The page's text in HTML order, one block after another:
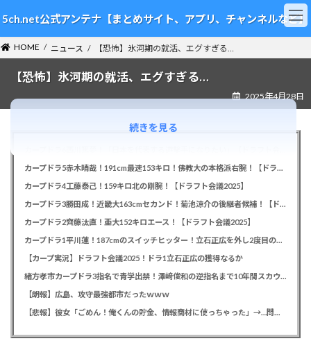
ン
テ
ン
ツ
ビ
ゲ
ー
シ
5ch.net公式アンテナ【まとめサイト、アプリ、チャンネルなど】
HOME ニュース 【恐怖】氷河期の就活、エグすぎる…
【恐怖】氷河期の就活、エグすぎる…
2025年4月28日
カープドラ5赤木晴哉！191cm最速153キロ！佛教大の本格派右腕！【ドラフト会議2025】
カープドラ4工藤泰己！159キロ北の剛腕！【ドラフト会議2025】
カープドラ3勝田成！近畿大163cmセカンド！菊池涼介の後継者候補！【ドラフト会議2025】
カープドラ2齊藤汰直！亜大152キロエース！【ドラフト会議2025】
カープドラ1平川蓮！187cmのスイッチヒッター！立石正広を外し2度目の重複も新井監督がクジを引き当てる！【ドラフト会議2025】
【カープ実況】ドラフト会議2025！ドラ1立石正広の獲得なるか
緒方孝市カープドラ3指名で青学出禁！澤﨑俊和の逆指名まで10年間スカウト出禁
【朗報】広島、攻守最強都市だったｗｗｗ
【悲報】彼女「ごめん！俺くんの貯金、情報商材に使っちゃった」→…問い詰めたらギャン泣きされたんだが俺が悪いのか？
続きを見る